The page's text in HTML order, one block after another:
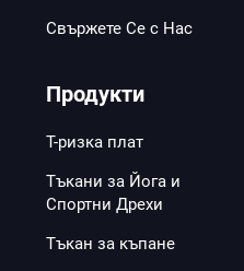
Свържете Се с Нас
Продукти
Т-ризка плат
Тъкани за Йога и
Спортни Дрехи
Тъкан за къпане